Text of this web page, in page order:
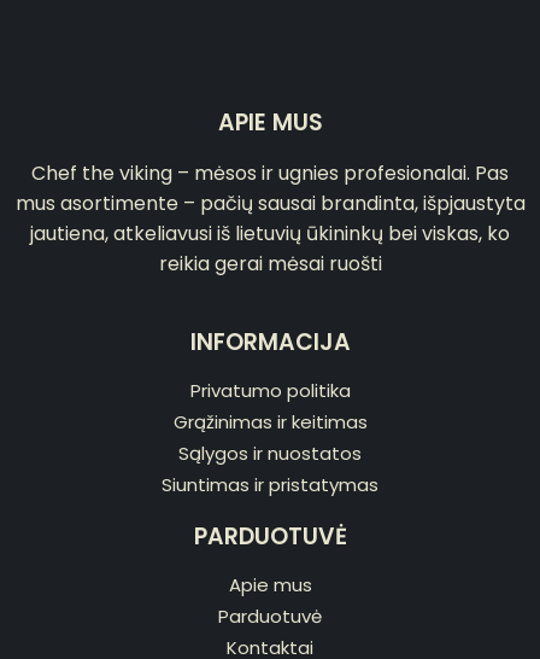
APIE MUS
Chef the viking – mėsos ir ugnies profesionalai. Pas
mus asortimente – pačių sausai brandinta, išpjaustyta
jautiena, atkeliavusi iš lietuvių ūkininkų bei viskas, ko
reikia gerai mėsai ruošti
INFORMACIJA
Privatumo politika
Grąžinimas ir keitimas
Sąlygos ir nuostatos
Siuntimas ir pristatymas
PARDUOTUVĖ
Apie mus
Parduotuvė
Kontaktai